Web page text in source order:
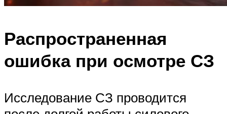
Распространенная
ошибка при осмотре СЗ
Исследование СЗ проводится